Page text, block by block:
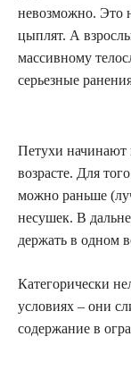
невозможно. Это
цыплят. А
массивному
серьезные
Петухи начинают
возрасте. Для
можно раньше
несушек. В
держать в одном
Категорически
условиях – они
содержание в